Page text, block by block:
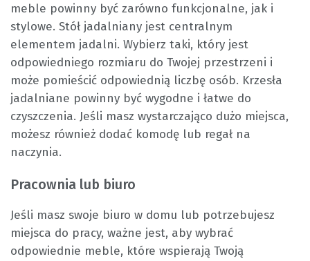
meble powinny być zarówno funkcjonalne, jak i
stylowe. Stół jadalniany jest centralnym
elementem jadalni. Wybierz taki, który jest
odpowiedniego rozmiaru do Twojej przestrzeni i
może pomieścić odpowiednią liczbę osób. Krzesła
jadalniane powinny być wygodne i łatwe do
czyszczenia. Jeśli masz wystarczająco dużo miejsca,
możesz również dodać komodę lub regał na
naczynia.
Pracownia lub biuro
Jeśli masz swoje biuro w domu lub potrzebujesz
miejsca do pracy, ważne jest, aby wybrać
odpowiednie meble, które wspierają Twoją